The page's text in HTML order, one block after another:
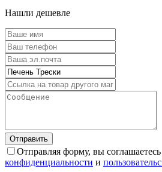
Нашли дешевле
Отправляя форму, вы соглашаетесь
конфиденциальности и